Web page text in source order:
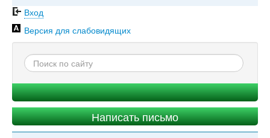
Вход
Версия для слабовидящих
Написать письмо